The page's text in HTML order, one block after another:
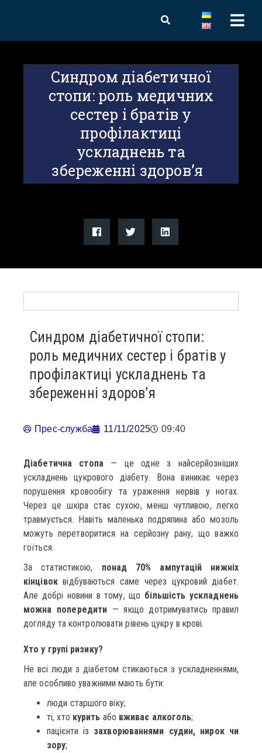
Синдром діабетичної
стопи: роль медичних
сестер і братів у
профілактиці
ускладнень та
збереженні здоров’я
Синдром діабетичної стопи:
роль медичних сестер і братів у
профілактиці ускладнень та
збереженні здоров’я
Прес-служба 11/11/2025 09:40
Діабетична стопа— це одне з найсерйозніших
ускладнень цукрового діабету. Вона виникає через
порушення кровообігу та ураження нервів у ногах.
Через це шкіра стає сухою, менш чутливою, легко
травмується. Навіть маленька подряпина або мозоль
можуть перетворитися на серйозну рану, що важко
гоїться.
За статистикою, понад 70% ампутацій нижніх
кінцівоквідбуваються саме через цукровий діабет.
Але добрі новини в тому, що більшість ускладнень
можна попередити — якщо дотримуватись правил
догляду та контролювати рівень цукру в крові.
Хто у групі ризику?
Не всі люди з діабетом стикаються з ускладненнями,
але особливо уважними мають бути:
люди старшого віку;
ті, хто курить або вживає алкоголь;
пацієнти із захворюваннями судин, нирок чи
зору;